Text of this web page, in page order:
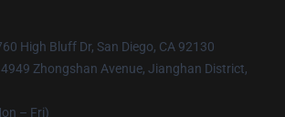
High Bluff Dr, San Diego, CA 92130
4949 Zhongshan Avenue, Jianghan District,
– Fri)